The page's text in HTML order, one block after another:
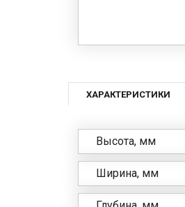
ХАРАКТЕРИСТИКИ
Высота, мм
Ширина, мм